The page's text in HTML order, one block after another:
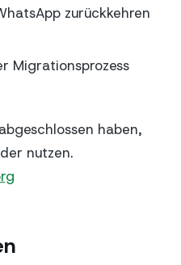
zurückkehren
Migrationsprozess
haben,
nutzen.